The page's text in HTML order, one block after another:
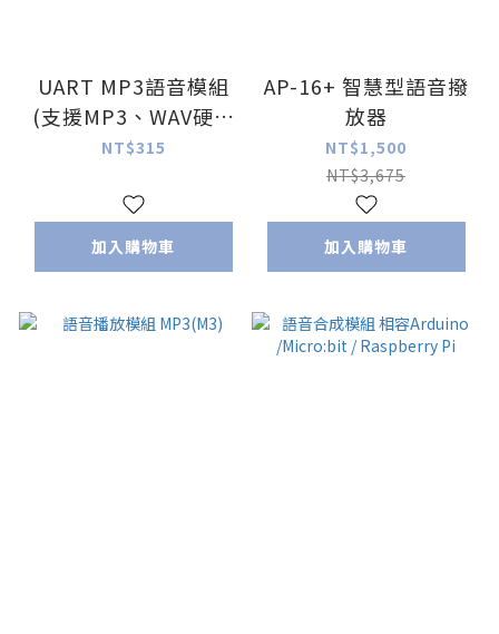
UART MP3語音模組
(支援MP3、WAV硬體
解碼)
NT$315
加入購物車
AP-16+ 智慧型語音撥
放器
NT$1,500
NT$3,675
加入購物車